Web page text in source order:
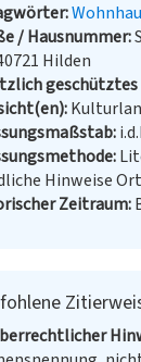
/ Hausnummer
Hilden
Hinweise
Zeitraum